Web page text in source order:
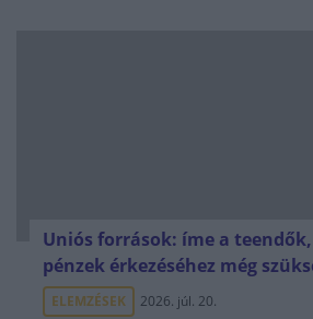
Uniós források: íme a
pénzek érkezéséhez még
ELEMZÉSEK 2026. júl. 20.